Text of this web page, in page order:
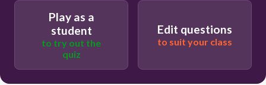
Play as a
student
to try out the
quiz
Edit questions
to suit your class